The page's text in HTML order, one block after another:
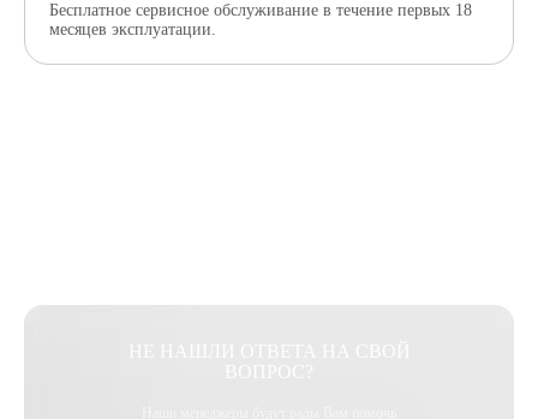
Бесплатное сервисное обслуживание в течение первых 18
месяцев эксплуатации.
НЕ НАШЛИ ОТВЕТА НА СВОЙ